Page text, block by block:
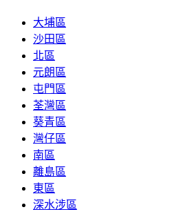
大埔區
沙田區
北區
元朗區
屯門區
荃灣區
葵青區
灣仔區
南區
離島區
東區
深水涉區